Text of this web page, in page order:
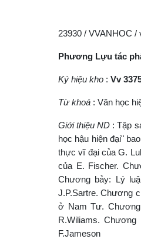
23930 / VVANHOC /
Phương Lựu tác
Ký hiệu kho : Vv
Từ khoá : Văn học
Giới thiệu ND : Tập
học hậu hiện đại"
thực vĩ đại của G.
của E. Fischer.
Chương bảy: Lý
J.P.Sartre. Chương
ở Nam Tư.
R.Wiliams.
F.Jameson